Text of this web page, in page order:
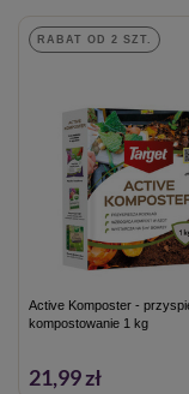
Środek najlepiej
Dawka zalecana
1m3 kompostu.
Opakowanie
kompostowania.
RABAT OD 2 SZT.
Active Komposter -
kompostowanie 1 kg
21,99 zł